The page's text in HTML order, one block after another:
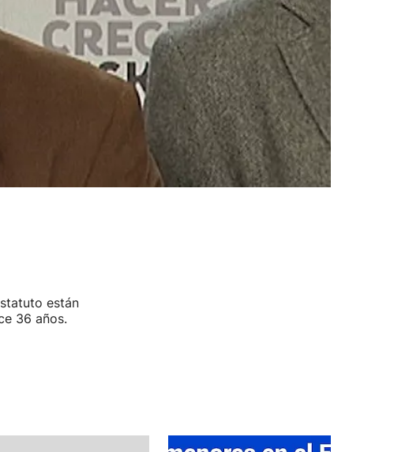
están
36 años.